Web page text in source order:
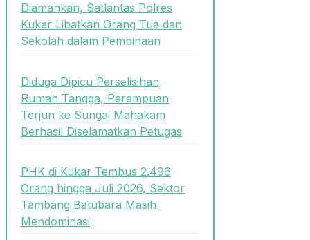
Diamankan, Satlantas Polres
Kukar Libatkan Orang Tua dan
Sekolah dalam Pembinaan
Diduga Dipicu Perselisihan
Rumah Tangga, Perempuan
Terjun ke Sungai Mahakam
Berhasil Diselamatkan Petugas
PHK di Kukar Tembus 2.496
Orang hingga Juli 2026, Sektor
Tambang Batubara Masih
Mendominasi